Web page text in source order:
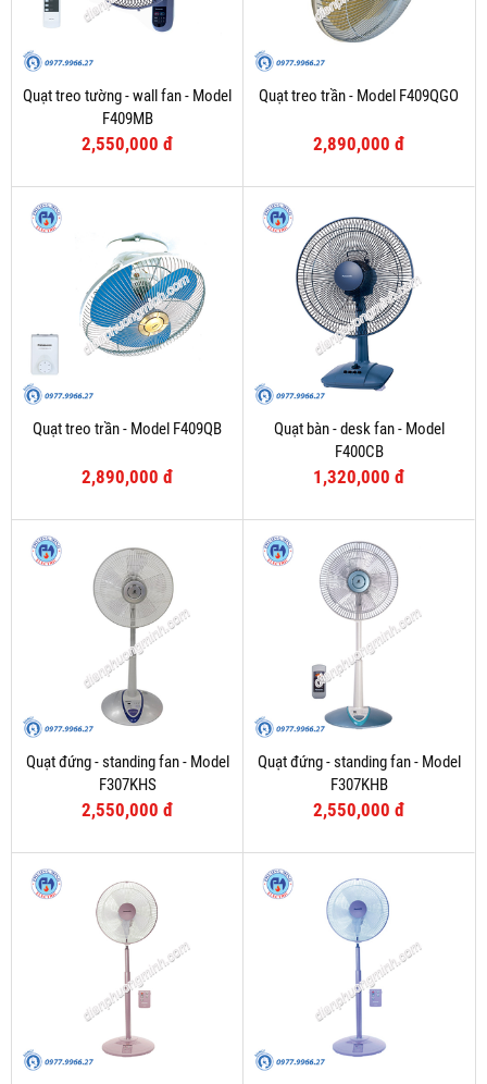
Quạt treo tường - wall fan - Model
F409MB
2,550,000 đ
Quạt treo trần - Model F409QGO
2,890,000 đ
Quạt treo trần - Model F409QB
2,890,000 đ
Quạt bàn - desk fan - Model
F400CB
1,320,000 đ
Quạt đứng - standing fan - Model
F307KHS
2,550,000 đ
Quạt đứng - standing fan - Model
F307KHB
2,550,000 đ